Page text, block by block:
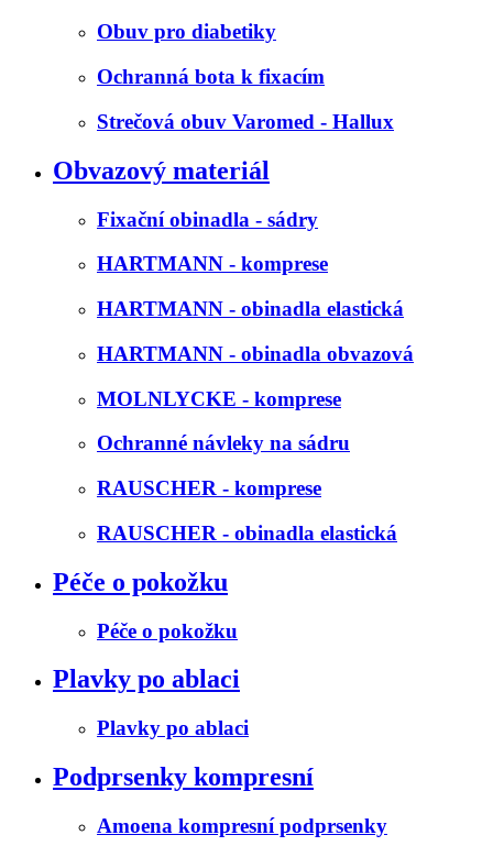
Obuv pro diabetiky
Ochranná bota k fixacím
Strečová obuv Varomed - Hallux
Obvazový materiál
Fixační obinadla - sádry
HARTMANN - komprese
HARTMANN - obinadla elastická
HARTMANN - obinadla obvazová
MOLNLYCKE - komprese
Ochranné návleky na sádru
RAUSCHER - komprese
RAUSCHER - obinadla elastická
Péče o pokožku
Péče o pokožku
Plavky po ablaci
Plavky po ablaci
Podprsenky kompresní
Amoena kompresní podprsenky